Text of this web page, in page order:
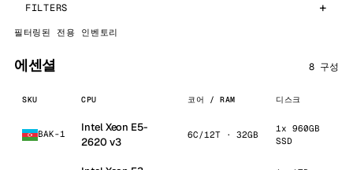
FILTERS
필터링된 전용 인벤토리
에센셜 8 구성
SKU CPU 코어 / RAM 디스크
BAK-1
Intel Xeon E5-
2620 v3
6C/12T · 32GB
1x 960GB
SSD